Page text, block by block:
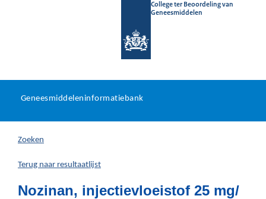
College ter Beoordeling van
Geneesmiddelen
U
hier:
Geneesmiddeleninformatiebank
Zoeken
Terug naar resultaatlijst
Nozinan, injectievloeistof 25 mg/